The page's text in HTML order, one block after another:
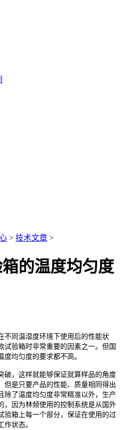
> 技术文章 >
的温度均匀度
不同温湿度环境下使用后的性能状
试验箱时非常重要的因素之一。但国
均匀度的要求都不高。
，这样就能够保证就算样品的角度
但是只要产品的性能、质量相同得出
除了温度均匀度非常精准以外，生产
，因为林频使用的控制系统是从国外
验箱上每一个部分，保证在使用的过
状态。